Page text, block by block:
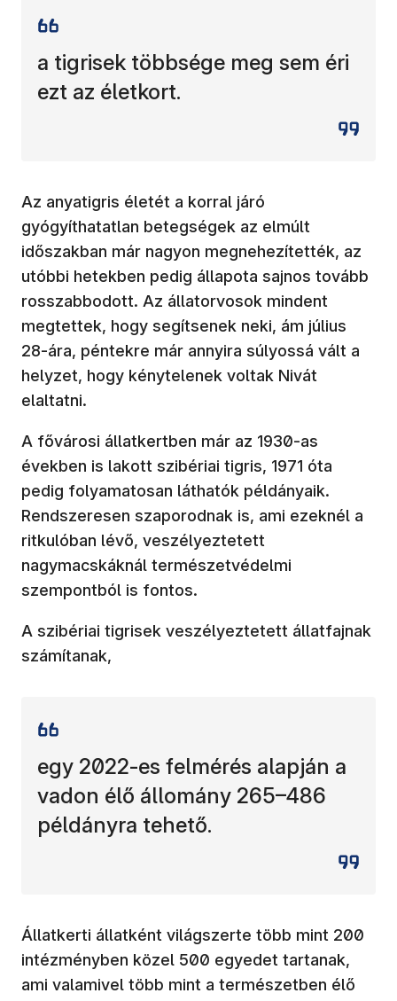
a tigrisek többsége meg sem éri
ezt az életkort.
Az anyatigris életét a korral járó
gyógyíthatatlan betegségek az elmúlt
időszakban már nagyon megnehezítették, az
utóbbi hetekben pedig állapota sajnos tovább
rosszabbodott. Az állatorvosok mindent
megtettek, hogy segítsenek neki, ám július
28-ára, péntekre már annyira súlyossá vált a
helyzet, hogy kénytelenek voltak Nivát
elaltatni.
A fővárosi állatkertben már az 1930-as
években is lakott szibériai tigris, 1971 óta
pedig folyamatosan láthatók példányaik.
Rendszeresen szaporodnak is, ami ezeknél a
ritkulóban lévő, veszélyeztetett
nagymacskáknál természetvédelmi
szempontból is fontos.
A szibériai tigrisek veszélyeztetett állatfajnak
számítanak,
egy 2022-es felmérés alapján a
vadon élő állomány 265–486
példányra tehető.
Állatkerti állatként világszerte több mint 200
intézményben közel 500 egyedet tartanak,
ami valamivel több mint a természetben élő